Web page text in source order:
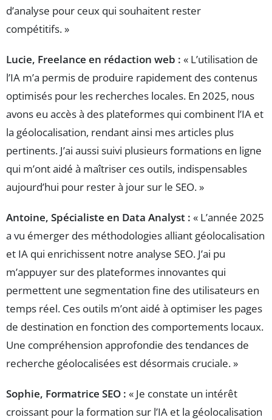
d’analyse pour ceux qui souhaitent rester
compétitifs. »
Lucie, Freelance en rédaction web : « L’utilisation de
l’IA m’a permis de produire rapidement des contenus
optimisés pour les recherches locales. En 2025, nous
avons eu accès à des plateformes qui combinent l’IA et
la géolocalisation, rendant ainsi mes articles plus
pertinents. J’ai aussi suivi plusieurs formations en ligne
qui m’ont aidé à maîtriser ces outils, indispensables
aujourd’hui pour rester à jour sur le SEO. »
Antoine, Spécialiste en Data Analyst : « L’année 2025
a vu émerger des méthodologies alliant géolocalisation
et IA qui enrichissent notre analyse SEO. J’ai pu
m’appuyer sur des plateformes innovantes qui
permettent une segmentation fine des utilisateurs en
temps réel. Ces outils m’ont aidé à optimiser les pages
de destination en fonction des comportements locaux.
Une compréhension approfondie des tendances de
recherche géolocalisées est désormais cruciale. »
Sophie, Formatrice SEO : « Je constate un intérêt
croissant pour la formation sur l’IA et la géolocalisation